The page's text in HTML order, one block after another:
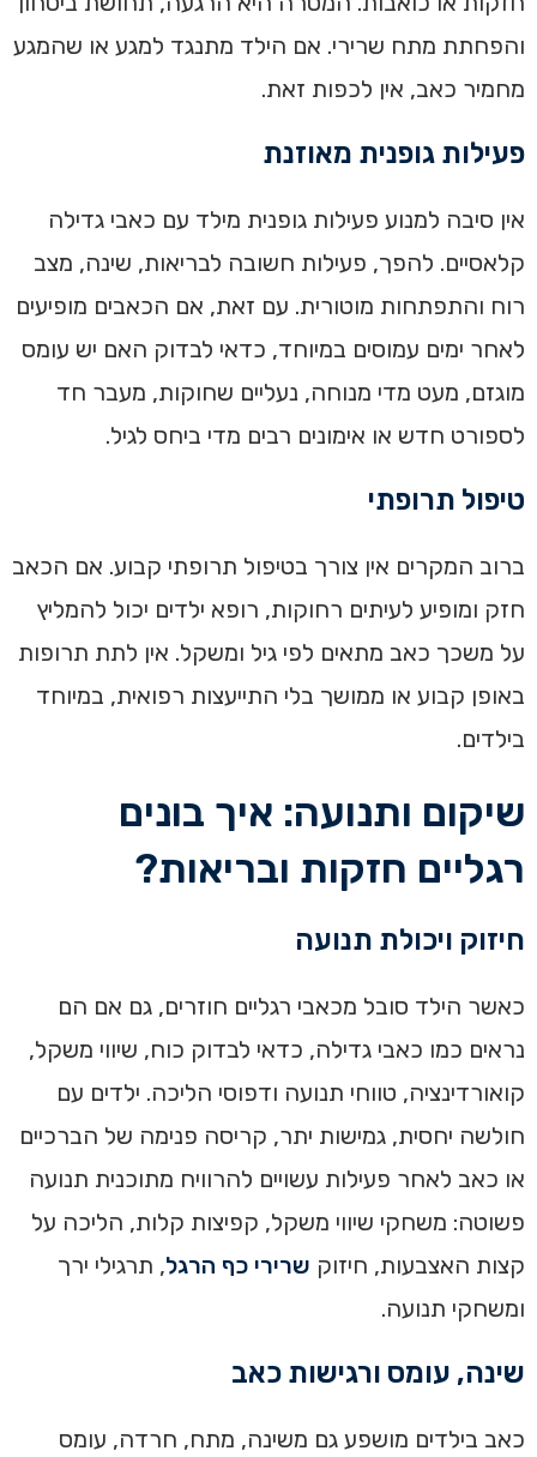
והפחתת מתח שרירי. אם הילד מתנגד למגע או שהמגע
מחמיר כאב, אין לכפות זאת.
פעילות גופנית מאוזנת
אין סיבה למנוע פעילות גופנית מילד עם כאבי גדילה
קלאסיים. להפך, פעילות חשובה לבריאות, שינה, מצב
רוח והתפתחות מוטורית. עם זאת, אם הכאבים מופיעים
לאחר ימים עמוסים במיוחד, כדאי לבדוק האם יש עומס
מוגזם, מעט מדי מנוחה, נעליים שחוקות, מעבר חד
לספורט חדש או אימונים רבים מדי ביחס לגיל.
טיפול תרופתי
ברוב המקרים אין צורך בטיפול תרופתי קבוע. אם הכאב
חזק ומופיע לעיתים רחוקות, רופא ילדים יכול להמליץ
על משכך כאב מתאים לפי גיל ומשקל. אין לתת תרופות
באופן קבוע או ממושך בלי התייעצות רפואית, במיוחד
בילדים.
שיקום ותנועה: איך בונים
רגליים חזקות ובריאות?
חיזוק ויכולת תנועה
כאשר הילד סובל מכאבי רגליים חוזרים, גם אם הם
נראים כמו כאבי גדילה, כדאי לבדוק כוח, שיווי משקל,
קואורדינציה, טווחי תנועה ודפוסי הליכה. ילדים עם
חולשה יחסית, גמישות יתר, קריסה פנימה של הברכיים
או כאב לאחר פעילות עשויים להרוויח מתוכנית תנועה
פשוטה: משחקי שיווי משקל, קפיצות קלות, הליכה על
קצות האצבעות, חיזוק שרירי כף הרגל, תרגילי ירך
ומשחקי תנועה.
שינה, עומס ורגישות כאב
כאב בילדים מושפע גם משינה, מתח, חרדה, עומס